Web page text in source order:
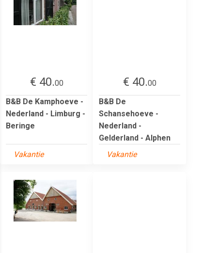
€ 40.00
B&B De Kamphoeve -
Nederland - Limburg -
Beringe
Vakantie
€ 40.00
B&B De
Schansehoeve -
Nederland -
Gelderland - Alphen
Vakantie